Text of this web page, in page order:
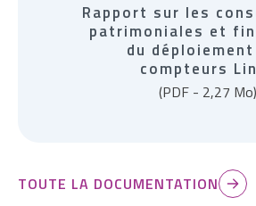
Rapport sur les
patrimoniales et
du
compteurs
(PDF - 2,27 Mo)
TOUTE LA DOCUMENTATION